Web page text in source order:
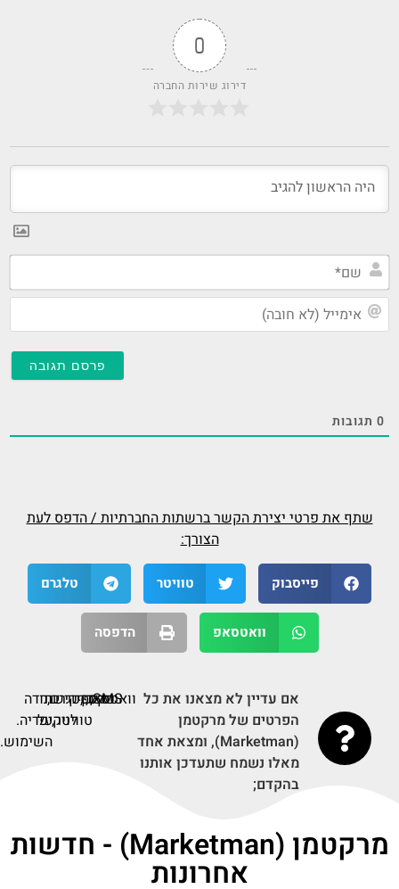
0
דירוג שירות החברה
0 תגובות
שתף את פרטי יצירת הקשר ברשתות החברתיות / הדפס לעת
הצורך:
פייסבוק טוויטר טלגרם
וואטסאפ הדפסה
אם עדיין לא מצאנו את כל
הפרטים של מרקטמן
(Marketman), ומצאת אחד
מאלו נשמח שתעדכן אותנו
בהקדם;
וואטסאפ,
SMS,
פקס,
אינסטגרם,
דף
טוויטר,
קישור
לויקיפדיה.
תודה
על
השימוש.
מרקטמן (Marketman) - חדשות
אחרונות